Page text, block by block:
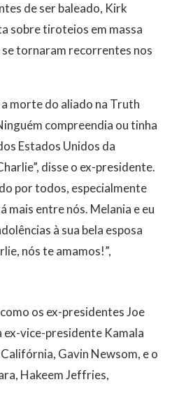
de ser baleado, Kirk
sobre tiroteios em massa
se tornaram recorrentes nos
morte do aliado na Truth
compreendia ou tinha
Estados Unidos da
disse o ex-presidente.
por todos, especialmente
mais entre nós. Melania e eu
à sua bela esposa
nós te amamos!”,
os ex-presidentes Joe
ex-vice-presidente Kamala
Gavin Newsom, e o
Hakeem Jeffries,